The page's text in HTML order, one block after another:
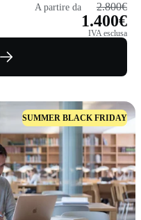
A partire da 2.800€
1.400€
IVA esclusa
SUMMER BLACK FRIDAY